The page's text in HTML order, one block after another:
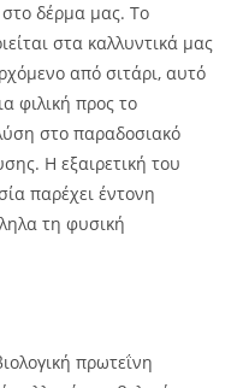
δέρμα μας. Το
στα καλλυντικά μας
από σιτάρι, αυτό
φιλική προς το
στο παραδοσιακό
Η εξαιρετική του
παρέχει έντονη
τη φυσική
πρωτεΐνη